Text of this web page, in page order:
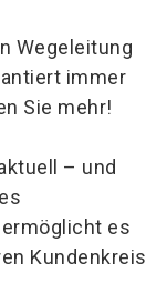
Wegeleitung
immer
Sie mehr!
– und
es
Kundenkreis